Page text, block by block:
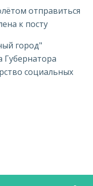
отправиться
к посту
город"
Губернатора
социальных